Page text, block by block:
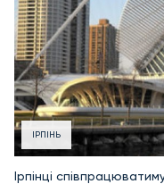
ІРПІНЬ
Ірпінці